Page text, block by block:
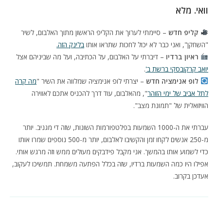
וואי. מלא
קליפ חדש – סיימתי לערוך את הקליפ הראשון מתוך האלבום, לשיר
"השחקן", ואני כבר לא יכול לחכות שתראו אותו בלינק הזה.
ראיון ברדיו – דיברתי על האלבום, על הכתיבה, ועל מה שביניהם אצל
יואב קרקובסקי ברשת ב'.
לופ אנימציה חדש – יצרתי לופ אנימציה שמלווה את השיר "מה קרה
לתל אביב של ימי הזוהר", מהאלבום, עוד דרך להכניס אתכם לאווירה
הוויזואלית של "תמונת מצב".
עברתי את ה-1000 השמעות בפלטפורמות השונות, שזה די מגניב. יותר
מ-250 אנשים לקחו זמן והקשיבו לאלבום, יותר מ-500 נוספים שמרו אותו
כדי לשמוע אותו בהמשך. אני מקבל פידבקים מעולים ממש וזה מרגש אותי.
אפילו היו כמה השמעות ברדיו, שזה בכלל הפתעה משמחת. תמשיכו לעקוב,
אעדכן בקרוב.